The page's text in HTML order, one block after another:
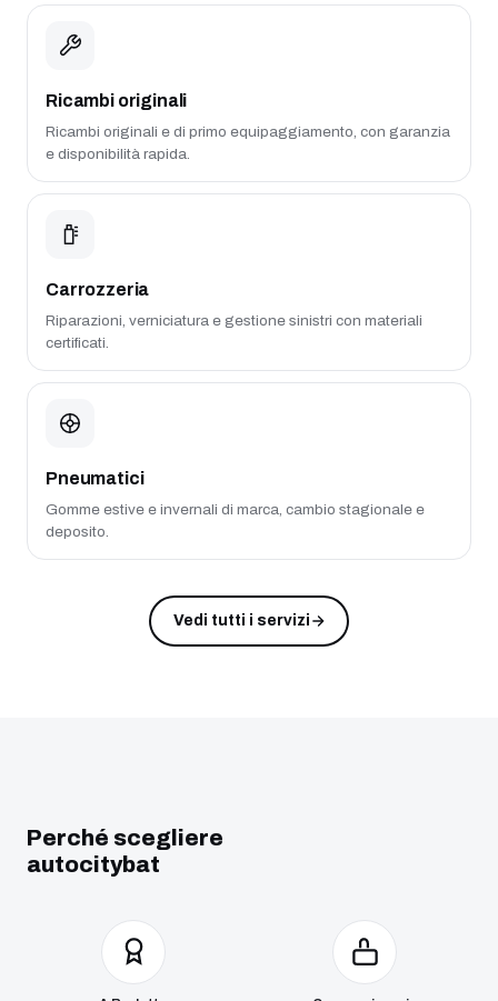
Ricambi originali
Ricambi originali e di primo equipaggiamento, con garanzia
e disponibilità rapida.
Carrozzeria
Riparazioni, verniciatura e gestione sinistri con materiali
certificati.
Pneumatici
Gomme estive e invernali di marca, cambio stagionale e
deposito.
Vedi tutti i servizi
Perché scegliere
autocitybat